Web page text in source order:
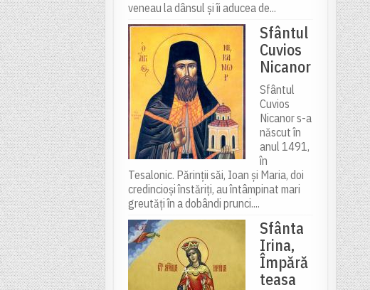
veneau la dânsul și îi aducea de...
Sfântul
Cuvios
Nicanor
Sfântul
Cuvios
Nicanor s-a
născut în
anul 1491,
în
Tesalonic. Părinții săi, Ioan și Maria, doi
credincioși înstăriți, au întâmpinat mari
greutăți în a dobândi prunci....
Sfânta
Irina,
Împără
teasa